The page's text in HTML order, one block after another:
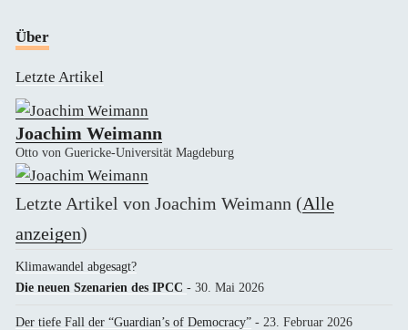
Über
Letzte Artikel
Joachim Weimann
Otto von Guericke-Universität Magdeburg
Letzte Artikel von Joachim Weimann (Alle
anzeigen)
Klimawandel abgesagt?
Die neuen Szenarien des IPCC - 30. Mai 2026
Der tiefe Fall der “Guardian’s of Democracy” - 23. Februar 2026